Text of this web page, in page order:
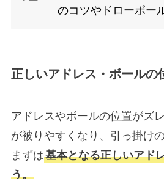
のコツやドローボー
正しいアドレス・ボールの
アドレスやボールの位置がズ
が被りやすくなり、引っ掛け
まずは基本となる正しいアド
う。